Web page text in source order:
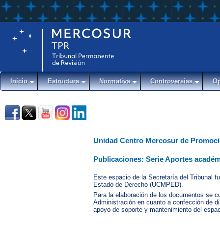
Inicio Estructura Normativa Controversias
Unidad Centro Mercosur de
Publicaciones: Serie Aportes
Este espacio de la Secretaría del Tribunal
Estado de Derecho (UCMPED).
Para la elaboración de los documentos se
Administración en cuanto a confección de
apoyo de soporte y mantenimiento del